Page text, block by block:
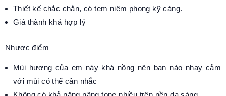
Thiết kế chắc chắn, có tem niêm phong kỹ càng.
Giá thành khá hợp lý
Nhược điểm
Mùi hương của em này khá nồng nên bạn nào nhạy cảm
với mùi có thể cân nhắc